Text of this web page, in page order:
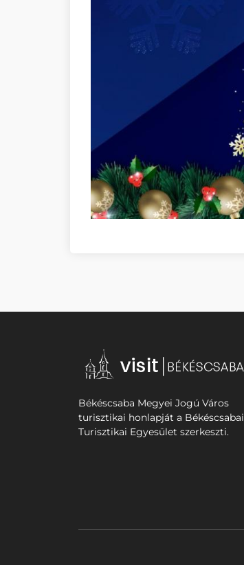
Békéscsaba Megyei Jogú Város
turisztikai honlapját a Békéscsabai
Turisztikai Egyesület szerkeszti.